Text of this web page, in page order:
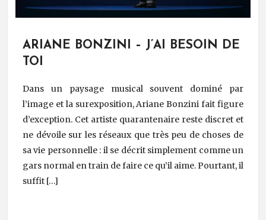
ARIANE BONZINI – J’AI BESOIN DE
TOI
Dans un paysage musical souvent dominé par
l’image et la surexposition, Ariane Bonzini fait figure
d’exception. Cet artiste quarantenaire reste discret et
ne dévoile sur les réseaux que très peu de choses de
sa vie personnelle : il se décrit simplement comme un
gars normal en train de faire ce qu’il aime. Pourtant, il
suffit […]